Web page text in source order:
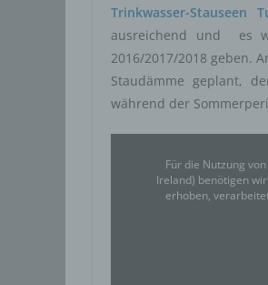
Trinkwasser-Stauseen
ausreichend und es
2016/2017/2018 geben.
Staudämme geplant,
während der
Für die Nutzung
Ireland) benötigen
erhoben,